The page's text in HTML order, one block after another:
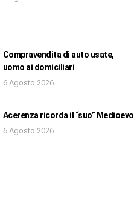
Compravendita di auto usate,
uomo ai domiciliari
6 Agosto 2026
Acerenza ricorda il “suo” Medioevo
6 Agosto 2026